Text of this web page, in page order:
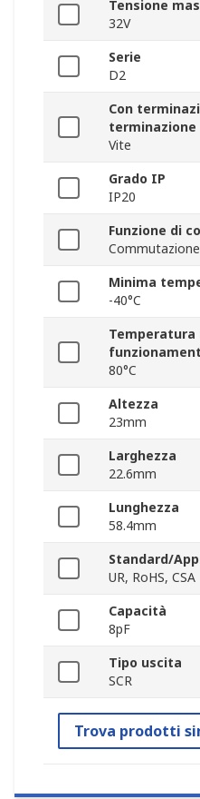
Tensione
32V
Serie
D2
Con
terminazione
Vite
Grado IP
IP20
Funzione di
Minima
-40°C
Temperatura
80°C
Altezza
23mm
Larghezza
22.6mm
Lunghezza
58.4mm
Standard/
UR, RoHS, CSA
Capacità
8pF
Tipo uscita
SCR
Trova prodotti